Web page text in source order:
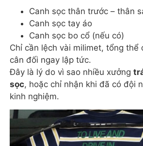
Canh sọc thân trước – thân
Canh sọc tay áo
Canh sọc bo cổ (nếu có)
Chỉ cần lệch vài milimet, tổng thể
cân đối ngay lập tức.
Đây là lý do vì sao nhiều xưởng
sọc, hoặc chỉ nhận khi đã có đội
kinh nghiệm.